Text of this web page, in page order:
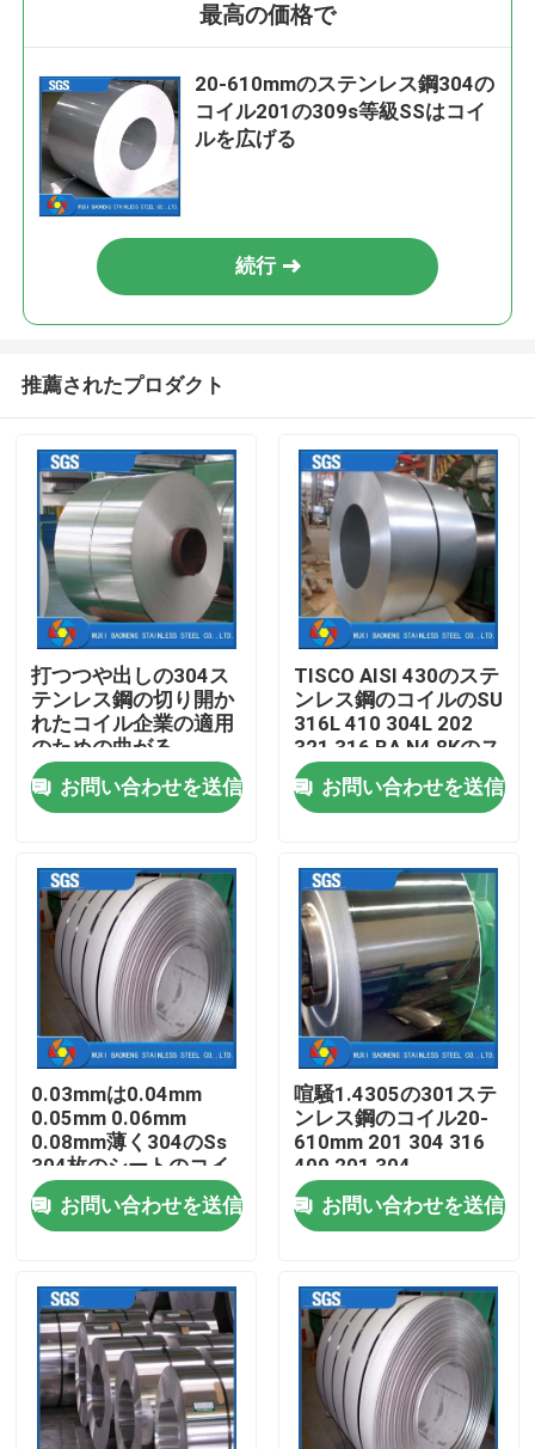
ホーム
接触
製品
ビデオ
ステンレス鋼の金属製造
ステンレス鋼の薄板金
ステンレス鋼のコイル
ステンレス鋼の継ぎ目が無い管
ステンレス鋼の溶接された管
最高の価格で
20-610mmのステンレス鋼304の
コイル201の309s等級SSはコイ
ルを広げる
続行
推薦されたプロダクト
打つつや出しの304ス
テンレス鋼の切り開か
れたコイル企業の適用
のための曲がる
Decoilingを切る
お問い合わせを送信
TISCO AISI 430のステ
ンレス鋼のコイルのSU
316L 410 304L 202
321 316 BA N4 8Kのス
トリップのコイル
お問い合わせを送信
0.03mmは0.04mm
0.05mm 0.06mm
0.08mm薄く304のSs
304枚のシートのコイ
ルを巻く
お問い合わせを送信
喧騒1.4305の301ステ
ンレス鋼のコイル20-
610mm 201 304 316
409 201 304
お問い合わせを送信